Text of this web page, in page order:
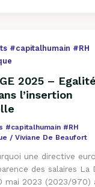
#capitalhumain #RH
2025 –
l’insertion
#capitalhumain #RH
/ Viviane De Beaufort
une directive
des salaires La
mai 2023 (2023/970)